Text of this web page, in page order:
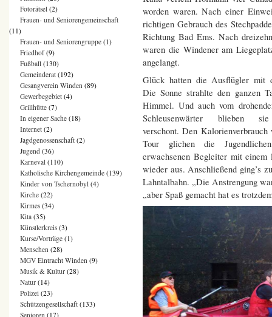
worden waren. Nach einer
richtigen Gebrauch des
Richtung Bad Ems. Nach
waren die Windener am
angelangt.
Glück hatten die Ausflügler mit
Die Sonne strahlte den ganzen
Himmel. Und auch vom
Schleusenwärter blieben
verschont. Den Kalorienverbrauch
Tour glichen die
erwachsenen Begleiter mit einem
wieder aus. Anschließend ging’s
Lahntalbahn. „Die Anstrengung
„aber Spaß gemacht hat es
Fotorätsel (2)
Frauen- und Seniorengemeinschaft
(11)
Frauen- und Seniorengruppe (1)
Friedhof(9)
Fußball (130)
Gemeinderat (192)
Gesangverein Winden (89)
Gewerbegebiet (4)
Grillhütte (7)
In eigener Sache (18)
Internet (2)
Jagdgenossenschaft (2)
Jugend (36)
Karneval (110)
Katholische Kirchengemeinde (139)
Kinder von Tschernobyl (4)
Kirche (22)
Kirmes (34)
Kita (35)
Künstlerkreis (3)
Kurse/Vorträge (1)
Menschen (28)
MGV Eintracht Winden (9)
Musik & Kultur (28)
Natur (14)
Polizei (23)
Schützengesellschaft (133)
Senioren (17)